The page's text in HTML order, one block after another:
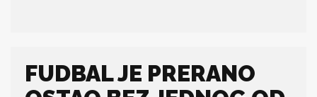
FUDBAL JE PRERANO